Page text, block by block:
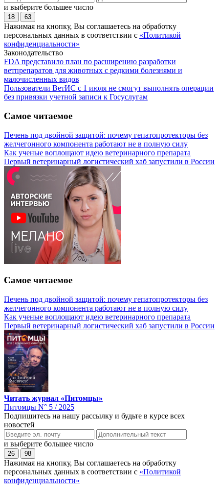
и выберите большее число
18 63
Нажимая на кнопку, Вы соглашаетесь на обработку
персональных данных в соответствии с «Политикой
конфиденциальности»
Законодательство
FDA представило план по расширению разработки
ветпрепаратов для животных с редкими болезнями и
малочисленных видов
Пользователи ВетИС с 1 июля не смогут выполнять операции
без привязки учетной записи к Госуслугам
Самое читаемое
Печень под двойной защитой: почему гепатопротекторы без
желчегонного компонента работают не в полную силу
Как ученые воплощают идею ветеринарного препарата
Первый ветеринарный логистический хаб запустили в России
Самое читаемое
Печень под двойной защитой: почему гепатопротекторы без
желчегонного компонента работают не в полную силу
Как ученые воплощают идею ветеринарного препарата
Первый ветеринарный логистический хаб запустили в России
Читать журнал «Питомцы»
Питомцы N° 5 / 2025
Подпишитесь на нашу рассылку и будьте в курсе всех
новостей
и выберите большее число
26 98
Нажимая на кнопку, Вы соглашаетесь на обработку
персональных данных в соответствии с «Политикой
конфиденциальности»